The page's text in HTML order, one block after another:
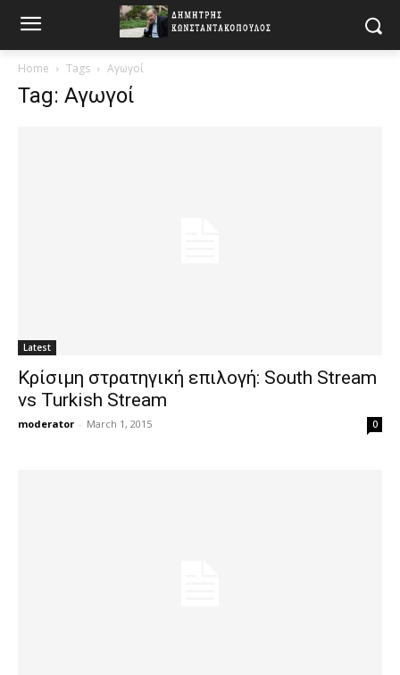
Home Tags Αγωγοί
Tag: Αγωγοί
Latest
Κρίσιμη στρατηγική επιλογή: South Stream
vs Turkish Stream
moderator - March 1, 2015 0